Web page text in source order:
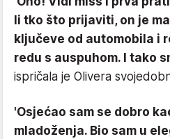
li tko što prijaviti, on je
ključeve od automobila i
redu s auspuhom. I tako
ispričala je Olivera
'Osjećao sam se dobro
mladoženja. Bio sam u